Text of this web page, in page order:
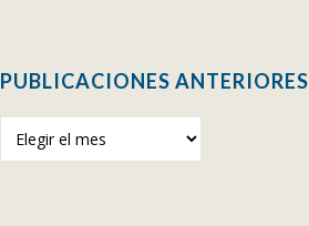
PUBLICACIONES ANTERIORES
anteriores